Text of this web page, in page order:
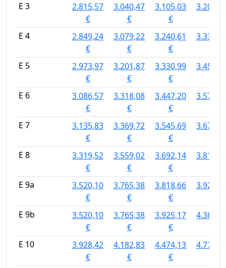
E 3
2.815,57
€
3.040,47
€
3.105,03
€
E 4
2.849,24
€
3.079,22
€
3.240,61
€
E 5
2.973,97
€
3.201,87
€
3.330,99
€
E 6
3.086,57
€
3.318,08
€
3.447,20
€
E 7
3.135,83
€
3.369,72
€
3.545,69
€
E 8
3.319,52
€
3.559,02
€
3.692,14
€
E 9a
3.520,10
€
3.765,38
€
3.818,66
€
E 9b
3.520,10
€
3.765,38
€
3.925,17
€
E 10
3.928,42
€
4.182,83
€
4.474,13
€